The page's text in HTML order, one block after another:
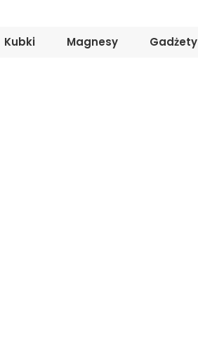
Kubki Magnesy Gadżety